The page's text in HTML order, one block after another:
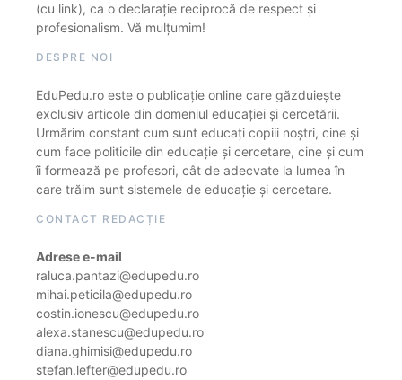
(cu link), ca o declarație reciprocă de respect și
profesionalism. Vă mulțumim!
DESPRE NOI
EduPedu.ro este o publicație online care găzduiește
exclusiv articole din domeniul educației și cercetării.
Urmărim constant cum sunt educați copiii noștri, cine și
cum face politicile din educație și cercetare, cine și cum
îi formează pe profesori, cât de adecvate la lumea în
care trăim sunt sistemele de educație și cercetare.
CONTACT REDACȚIE
Adrese e-mail
raluca.pantazi@edupedu.ro
mihai.peticila@edupedu.ro
costin.ionescu@edupedu.ro
alexa.stanescu@edupedu.ro
diana.ghimisi@edupedu.ro
stefan.lefter@edupedu.ro